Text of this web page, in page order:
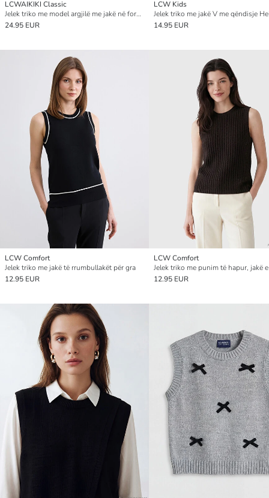
LCWAIKIKI Classic
Jelek triko me model argjilë me jakë në formë V-je për burra
24.95 EUR
LCW Kids
14.95 EUR
LCW Comfort
Jelek triko me jakë të rrumbullakët për gra
12.95 EUR
LCW Comfort
12.95 EUR